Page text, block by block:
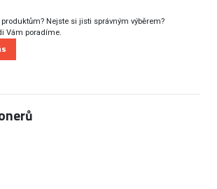
Nejste si jisti správným výběrem?
Vám poradíme.